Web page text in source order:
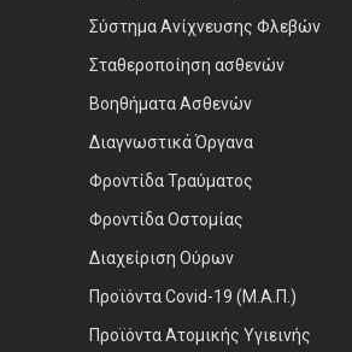
Σύστημα Ανίχνευσης Φλεβών
Σταθεροποίηση ασθενών
Βοηθήματα Ασθενών
Διαγνωστικά Όργανα
Φροντίδα Τραύματος
Φροντίδα Οστομίας
Διαχείριση Ούρων
Προϊόντα Covid-19 (Μ.Α.Π.)
Προϊόντα Ατομικής Υγιεινής